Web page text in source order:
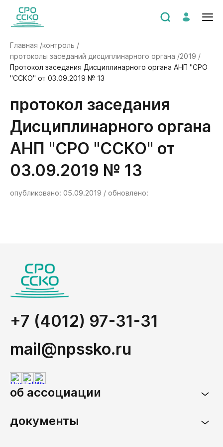
Главная /контроль /
протоколы заседаний дисциплинарного органа /2019 /
Протокол заседания Дисциплинарного органа АНП "СРО
"ССКО" от 03.09.2019 № 13
Протокол заседания
Дисциплинарного органа
АНП "СРО "ССКО" от
03.09.2019 № 13
опубликовано: 05.09.2019 / обновлено:
+7 (4012) 97-31-31
mail@npssko.ru
об ассоциации
документы